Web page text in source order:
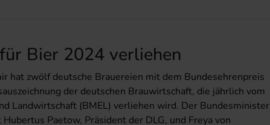
Bier 2024 verliehen
hat zwölf deutsche Brauereien mit dem Bundesehrenpreis
der deutschen Brauwirtschaft, die jährlich vom
Landwirtschaft (BMEL) verliehen wird. Der Bundesminister
Paetow, Präsident der DLG, und Freya von